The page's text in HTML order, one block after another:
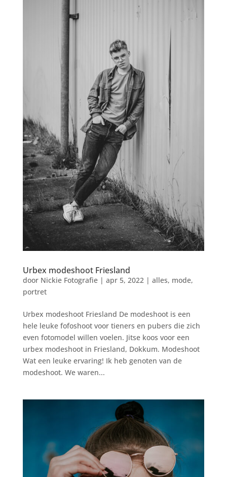
Urbex modeshoot Friesland
door Nickie Fotografie| apr 5, 2022| alles, mode,
portret
Urbex modeshoot Friesland De modeshoot is een
hele leuke fofoshoot voor tieners en pubers die zich
even fotomodel willen voelen. Jitse koos voor een
urbex modeshoot in Friesland, Dokkum. Modeshoot
Wat een leuke ervaring! Ik heb genoten van de
modeshoot. We waren...